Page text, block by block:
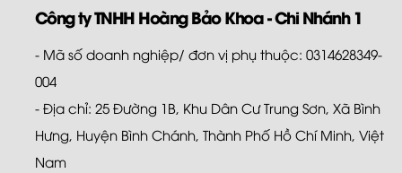
Công ty TNHH Hoàng Bảo Khoa - Chi Nhánh 1
- Mã số doanh nghiệp/ đơn vị phụ thuộc: 0314628349-
004
- Địa chỉ: 25 Đường 1B, Khu Dân Cư Trung Sơn, Xã Bình
Hưng, Huyện Bình Chánh, Thành Phố Hồ Chí Minh, Việt
Nam